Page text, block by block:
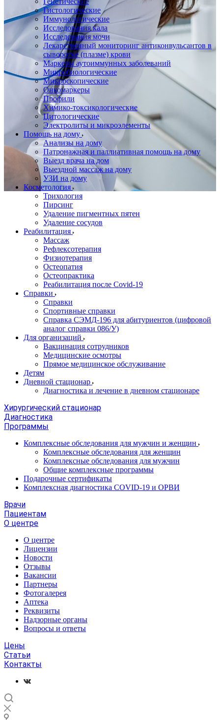
Гистологические
Иммунологические
Исследования кала
Исследования мочи
Лекарственный мониторинг антиконвульсантов в
сыворотке (плазме) крови
Маркеры аутоиммунных заболеваний
Микробиологические
Микроскопические
Онкомаркеры
Профили
Химико-токсикологические
Цитологические
Электролиты и микроэлементы
Помощь на дому
Анализы на дому
Патронажная и паллиативная помощь на дому
Выезд врача на дом
Выездной массаж на дому
УЗИ на дому
Косметология
Трихология
Пирсинг
Удаление пигментных пятен
Удаление сосудов
Реабилитация
Массаж
Рефлексотерапия
Физиотерапия
Остеопатия
Остеопрактика
Реабилитация после Covid-19
Справки
Справки
Спортивные справки
Справка СЭМД‑196 для абитуриентов (цифровой
аналог справки 086/У)
Для организаций
Вакцинация сотрудников
Медицинские осмотры
Прямое медицинское обслуживание
Детям
Дневной стационар
Диагностика и лечение в дневном стационаре
Хирургический стационар
Диагностика
Программы
Комплексные обследования для мужчин и женщин
Комплексные обследования для женщин
Комплексные обследования для мужчин
Общие комплексные программы
Подарочные сертификаты
Комплексная диагностика COVID-19 и ОРВИ
Врачи
Пациентам
О центре
О центре
Лицензии
Новости
Отзывы
Вакансии
Партнеры
Фотогалерея
Аптека
Реквизиты
Надзорные органы
Вопросы и ответы
Цены
Статьи
Контакты